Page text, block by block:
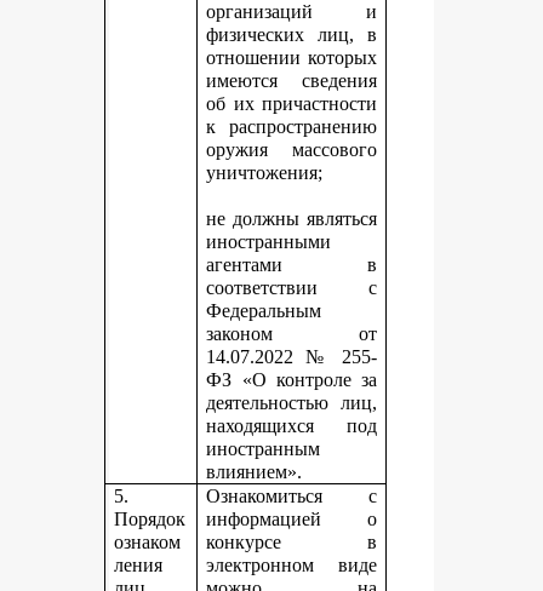
организаций и
физических лиц, в
отношении которых
имеются сведения
об их причастности
к распространению
оружия массового
уничтожения;
не должны являться
иностранными
агентами в
соответствии с
Федеральным
законом от
14.07.2022 № 255-
ФЗ «О контроле за
деятельностью лиц,
находящихся под
иностранным
влиянием».
5.
Порядок
ознаком
ления
Ознакомиться с
информацией о
конкурсе в
электронном виде